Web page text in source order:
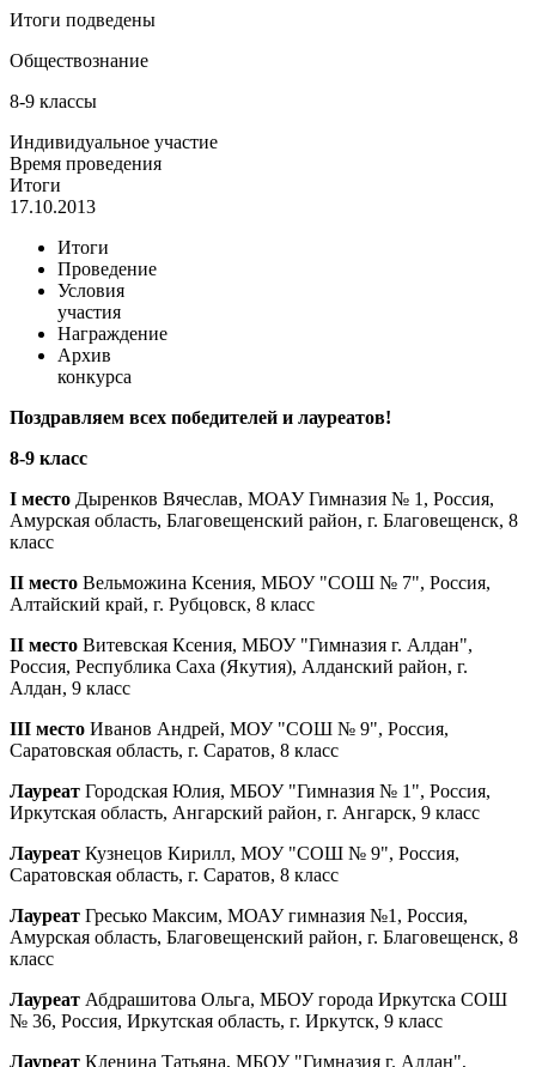
Итоги подведены
Обществознание
8-9 классы
Индивидуальное участие
Время проведения
Итоги
17.10.2013
Итоги
Проведение
Условия
участия
Награждение
Архив
конкурса
Поздравляем всех победителей и лауреатов!
8-9 класс
I место Дыренков Вячеслав, МОАУ Гимназия № 1, Россия,
Амурская область, Благовещенский район, г. Благовещенск, 8
класс
II место Вельможина Ксения, МБОУ "СОШ № 7", Россия,
Алтайский край, г. Рубцовск, 8 класс
II место Витевская Ксения, МБОУ "Гимназия г. Алдан",
Россия, Республика Саха (Якутия), Алданский район, г.
Алдан, 9 класс
III место Иванов Андрей, МОУ "СОШ № 9", Россия,
Саратовская область, г. Саратов, 8 класс
Лауреат Городская Юлия, МБОУ "Гимназия № 1", Россия,
Иркутская область, Ангарский район, г. Ангарск, 9 класс
Лауреат Кузнецов Кирилл, МОУ "СОШ № 9", Россия,
Саратовская область, г. Саратов, 8 класс
Лауреат Гресько Максим, МОАУ гимназия №1, Россия,
Амурская область, Благовещенский район, г. Благовещенск, 8
класс
Лауреат Абдрашитова Ольга, МБОУ города Иркутска СОШ
№ 36, Россия, Иркутская область, г. Иркутск, 9 класс
Лауреат Кленина Татьяна, МБОУ "Гимназия г. Алдан",